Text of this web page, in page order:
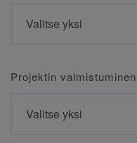
Projektin valmistuminen